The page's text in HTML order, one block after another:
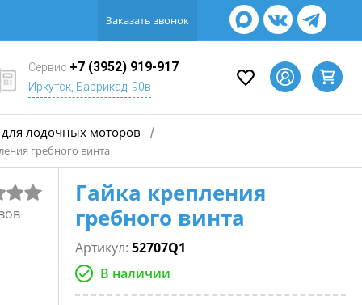
Заказать звонок
Сервис +7 (3952) 919-917
Иркутск, Баррикад, 90в
лодочных моторов /
гребного винта
Гайка крепления
гребного винта
Артикул: 52707Q1
В наличии